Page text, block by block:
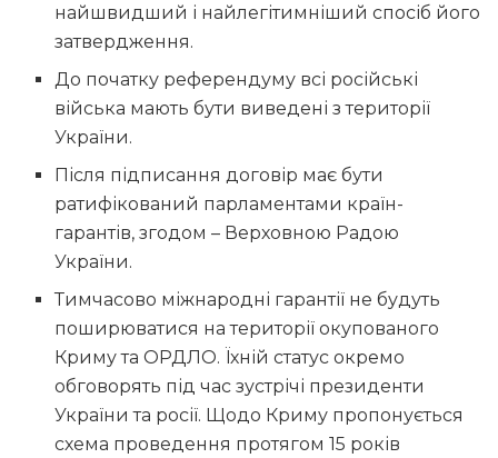
найшвидший і найлегітимніший спосіб його
затвердження.
До початку референдуму всі російські
війська мають бути виведені з території
України.
Після підписання договір має бути
ратифікований парламентами країн-
гарантів, згодом – Верховною Радою
України.
Тимчасово міжнародні гарантії не будуть
поширюватися на території окупованого
Криму та ОРДЛО. Їхній статус окремо
обговорять під час зустрічі президенти
України та росії. Щодо Криму пропонується
схема проведення протягом 15 років